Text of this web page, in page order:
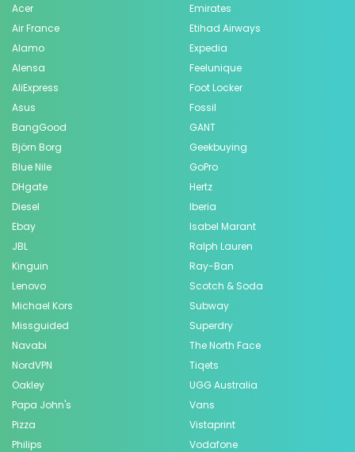
Acer
Air France
Alamo
Alensa
AliExpress
Asus
BangGood
Björn Borg
Blue Nile
DHgate
Diesel
Ebay
Emirates
Etihad Airways
Expedia
Feelunique
Foot Locker
Fossil
GANT
Geekbuying
GoPro
Hertz
Iberia
Isabel Marant
JBL
Kinguin
Lenovo
Michael Kors
Missguided
Navabi
NordVPN
Oakley
Papa John's
Pizza
Philips
Ralph Lauren
Ray-Ban
Scotch & Soda
Subway
Superdry
The North Face
Tiqets
UGG Australia
Vans
Vistaprint
Vodafone